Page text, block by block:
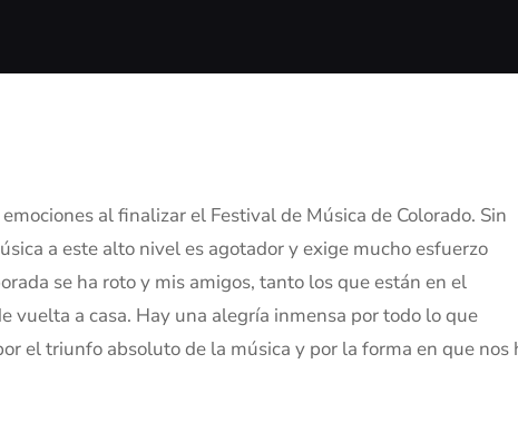
al finalizar el Festival de Música de Colorado. Sin
a este alto nivel es agotador y exige mucho esfuerzo
se ha roto y mis amigos, tanto los que están en el
vuelta a casa. Hay una alegría inmensa por todo lo que
el triunfo absoluto de la música y por la forma en que nos